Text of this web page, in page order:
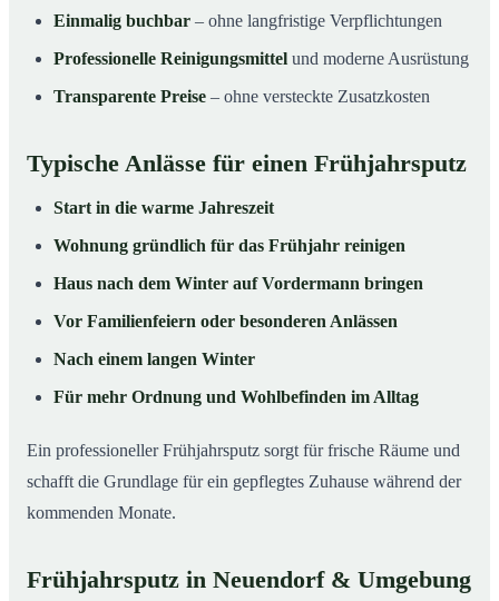
Einmalig buchbar – ohne langfristige Verpflichtungen
Professionelle Reinigungsmittel und moderne Ausrüstung
Transparente Preise – ohne versteckte Zusatzkosten
Typische Anlässe für einen Frühjahrsputz
Start in die warme Jahreszeit
Wohnung gründlich für das Frühjahr reinigen
Haus nach dem Winter auf Vordermann bringen
Vor Familienfeiern oder besonderen Anlässen
Nach einem langen Winter
Für mehr Ordnung und Wohlbefinden im Alltag
Ein professioneller Frühjahrsputz sorgt für frische Räume und
schafft die Grundlage für ein gepflegtes Zuhause während der
kommenden Monate.
Frühjahrsputz in Neuendorf & Umgebung